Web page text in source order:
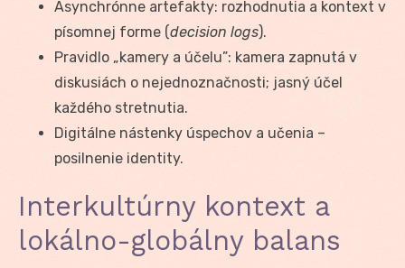
Asynchrónne artefakty: rozhodnutia a kontext v
písomnej forme (decision logs).
Pravidlo „kamery a účelu”: kamera zapnutá v
diskusiách o nejednoznačnosti; jasný účel
každého stretnutia.
Digitálne nástenky úspechov a učenia –
posilnenie identity.
Interkultúrny kontext a
lokálno-globálny balans